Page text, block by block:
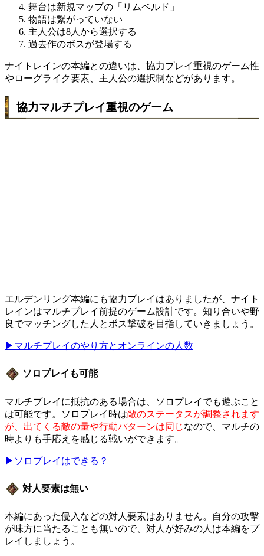
舞台は新規マップの「リムベルド」
物語は繋がっていない
主人公は8人から選択する
過去作のボスが登場する
ナイトレインの本編との違いは、協力プレイ重視のゲーム性
やローグライク要素、主人公の選択制などがあります。
協力マルチプレイ重視のゲーム
エルデンリング本編にも協力プレイはありましたが、ナイト
レインはマルチプレイ前提のゲーム設計です。知り合いや野
良でマッチングした人とボス撃破を目指していきましょう。
▶マルチプレイのやり方とオンラインの人数
ソロプレイも可能
マルチプレイに抵抗のある場合は、ソロプレイでも遊ぶこと
は可能です。ソロプレイ時は敵のステータスが調整されます
が、出てくる敵の量や行動パターンは同じなので、マルチの
時よりも手応えを感じる戦いができます。
▶ソロプレイはできる？
対人要素は無い
本編にあった侵入などの対人要素はありません。自分の攻撃
が味方に当たることも無いので、対人が好みの人は本編をプ
レイしましょう。